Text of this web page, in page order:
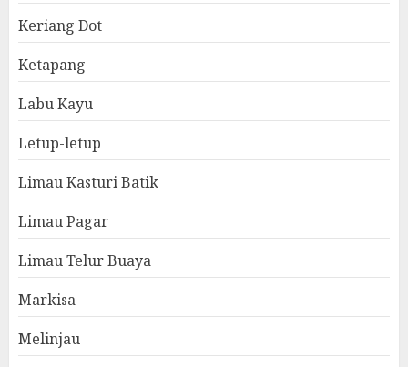
Keriang Dot
Ketapang
Labu Kayu
Letup-letup
Limau Kasturi Batik
Limau Pagar
Limau Telur Buaya
Markisa
Melinjau